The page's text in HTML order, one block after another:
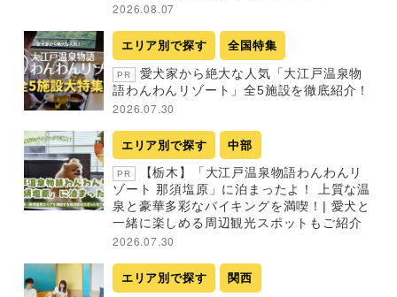
2026.08.07
エリア別で探す 全国特集
PR
愛犬家から絶大な人気「大江戸温泉物
語わんわんリゾート」全5施設を徹底紹介！
2026.07.30
エリア別で探す 中部
PR
【栃木】「大江戸温泉物語わんわんリ
ゾート 那須塩原」に泊まったよ！ 上質な温
泉と豪華多彩なバイキングを満喫！| 愛犬と
一緒に楽しめる周辺観光スポットもご紹介
2026.07.30
エリア別で探す 関西